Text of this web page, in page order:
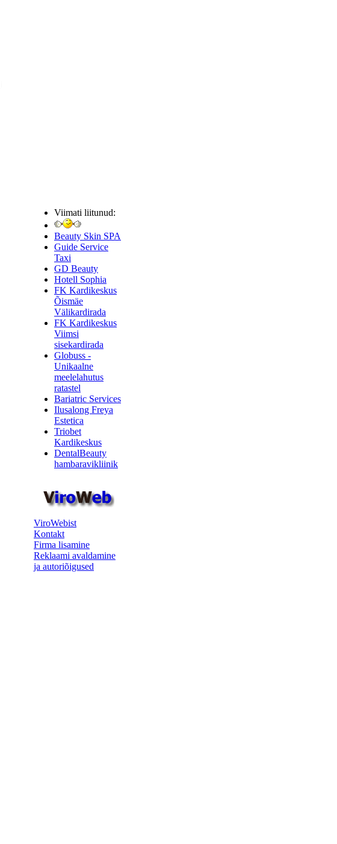
Viimati liitunud:
Beauty Skin SPA
Guide Service
Taxi
GD Beauty
Hotell Sophia
FK Kardikeskus
Õismäe
Välikardirada
FK Kardikeskus
Viimsi
sisekardirada
Globuss -
Unikaalne
meelelahutus
ratastel
Bariatric Services
Ilusalong Freya
Estetica
Triobet
Kardikeskus
DentalBeauty
hambaravikliinik
ViroWebist
Kontakt
Firma lisamine
Reklaami avaldamine
ja autoriõigused